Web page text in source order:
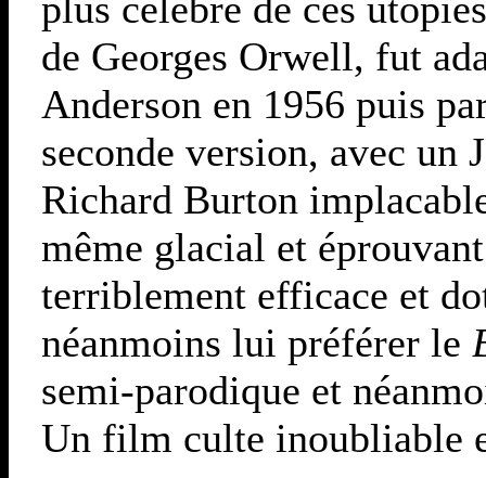
de Georges Orwell, fut
Anderson en 1956 puis
seconde version, avec un
Richard Burton
même glacial et
terriblement efficace et
néanmoins lui préférer le
semi-parodique et
Un film culte inoubliable